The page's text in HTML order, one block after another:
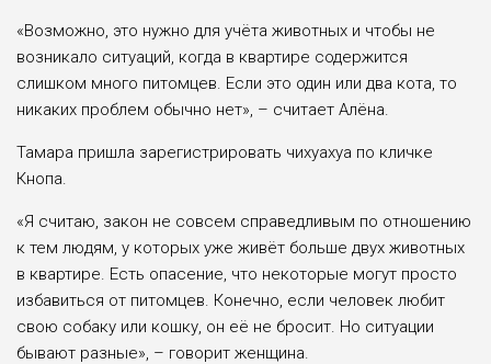
«Возможно, это нужно для учёта животных и чтобы не
возникало ситуаций, когда в квартире содержится
слишком много питомцев. Если это один или два кота, то
никаких проблем обычно нет», – считает Алёна.
Тамара пришла зарегистрировать чихуахуа по кличке
Кнопа.
«Я считаю, закон не совсем справедливым по отношению
к тем людям, у которых уже живёт больше двух животных
в квартире. Есть опасение, что некоторые могут просто
избавиться от питомцев. Конечно, если человек любит
свою собаку или кошку, он её не бросит. Но ситуации
бывают разные», – говорит женщина.